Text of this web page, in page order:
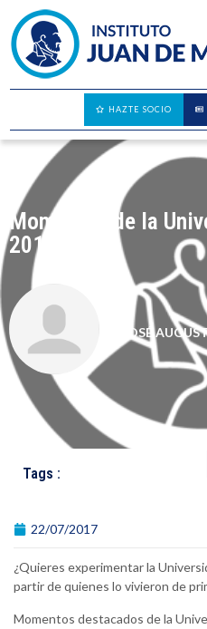
HAZTE SOCIO
Momentos de la
2017
JOSÉ
Tags :
22/07/2017
¿Quieres experimentar la
partir de quienes lo vivieron de
Momentos destacados de la